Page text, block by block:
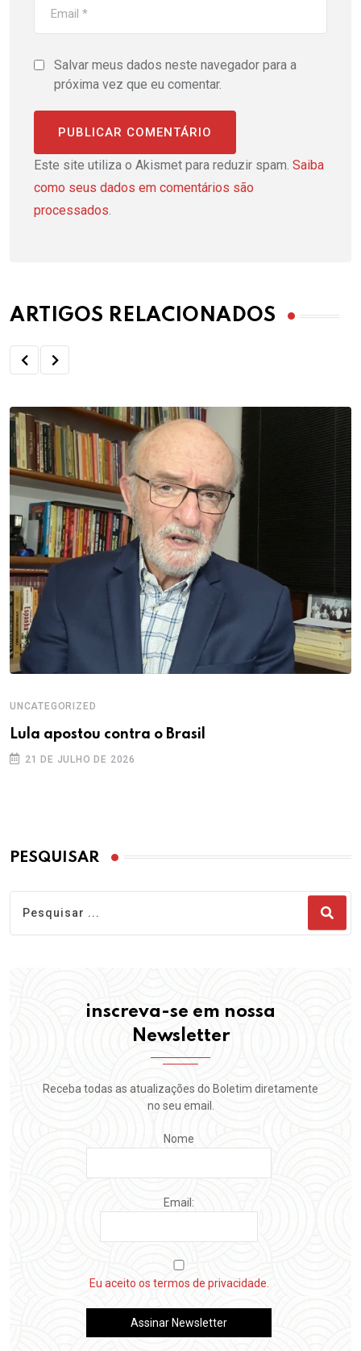
Salvar meus dados neste navegador para a
próxima vez que eu comentar.
Este site utiliza o Akismet para reduzir spam. Saiba
como seus dados em comentários são
processados.
ARTIGOS RELACIONADOS
UNCATEGORIZED
Lula apostou contra o Brasil
21 DE JULHO DE 2026
PESQUISAR
inscreva-se em nossa
Newsletter
Receba todas as atualizações do Boletim diretamente
no seu email.
Nome
Email:
Eu aceito os termos de privacidade.